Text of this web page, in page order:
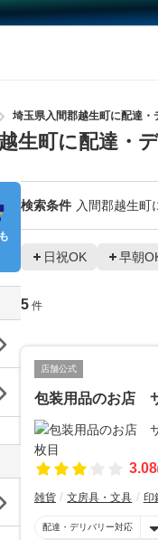
埼玉県入間郡越生町に配達
生町に配達・
検索条件 入間郡越生町
日祝OK 早朝
5 件
店舗公式
包装用品のお店
3.08
雑貨 文房具・文具 印
配達・デリバリー対応